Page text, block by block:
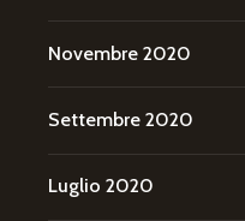
Novembre 2020
Settembre 2020
Luglio 2020